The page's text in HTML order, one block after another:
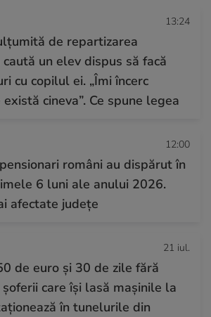
13:24
de repartizarea
un elev dispus să facă
cu copilul ei. „Îmi încerc
cineva”. Ce spune legea
12:00
români au dispărut în
6 luni ale anului 2026.
afectate județe
21 iul.
de euro și 30 de zile fără
care își lasă mașinile la
în tunelurile din